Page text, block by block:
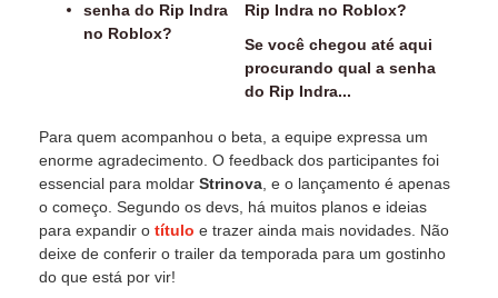
Rip Indra no Roblox?
Se você chegou até aqui
procurando qual a senha
do Rip Indra...
Para quem acompanhou o beta, a equipe expressa um
enorme agradecimento. O feedback dos participantes foi
essencial para moldar Strinova , e o lançamento é apenas
o começo. Segundo os devs, há muitos planos e ideias
para expandir o título e trazer ainda mais novidades. Não
deixe de conferir o trailer da temporada para um gostinho
do que está por vir!